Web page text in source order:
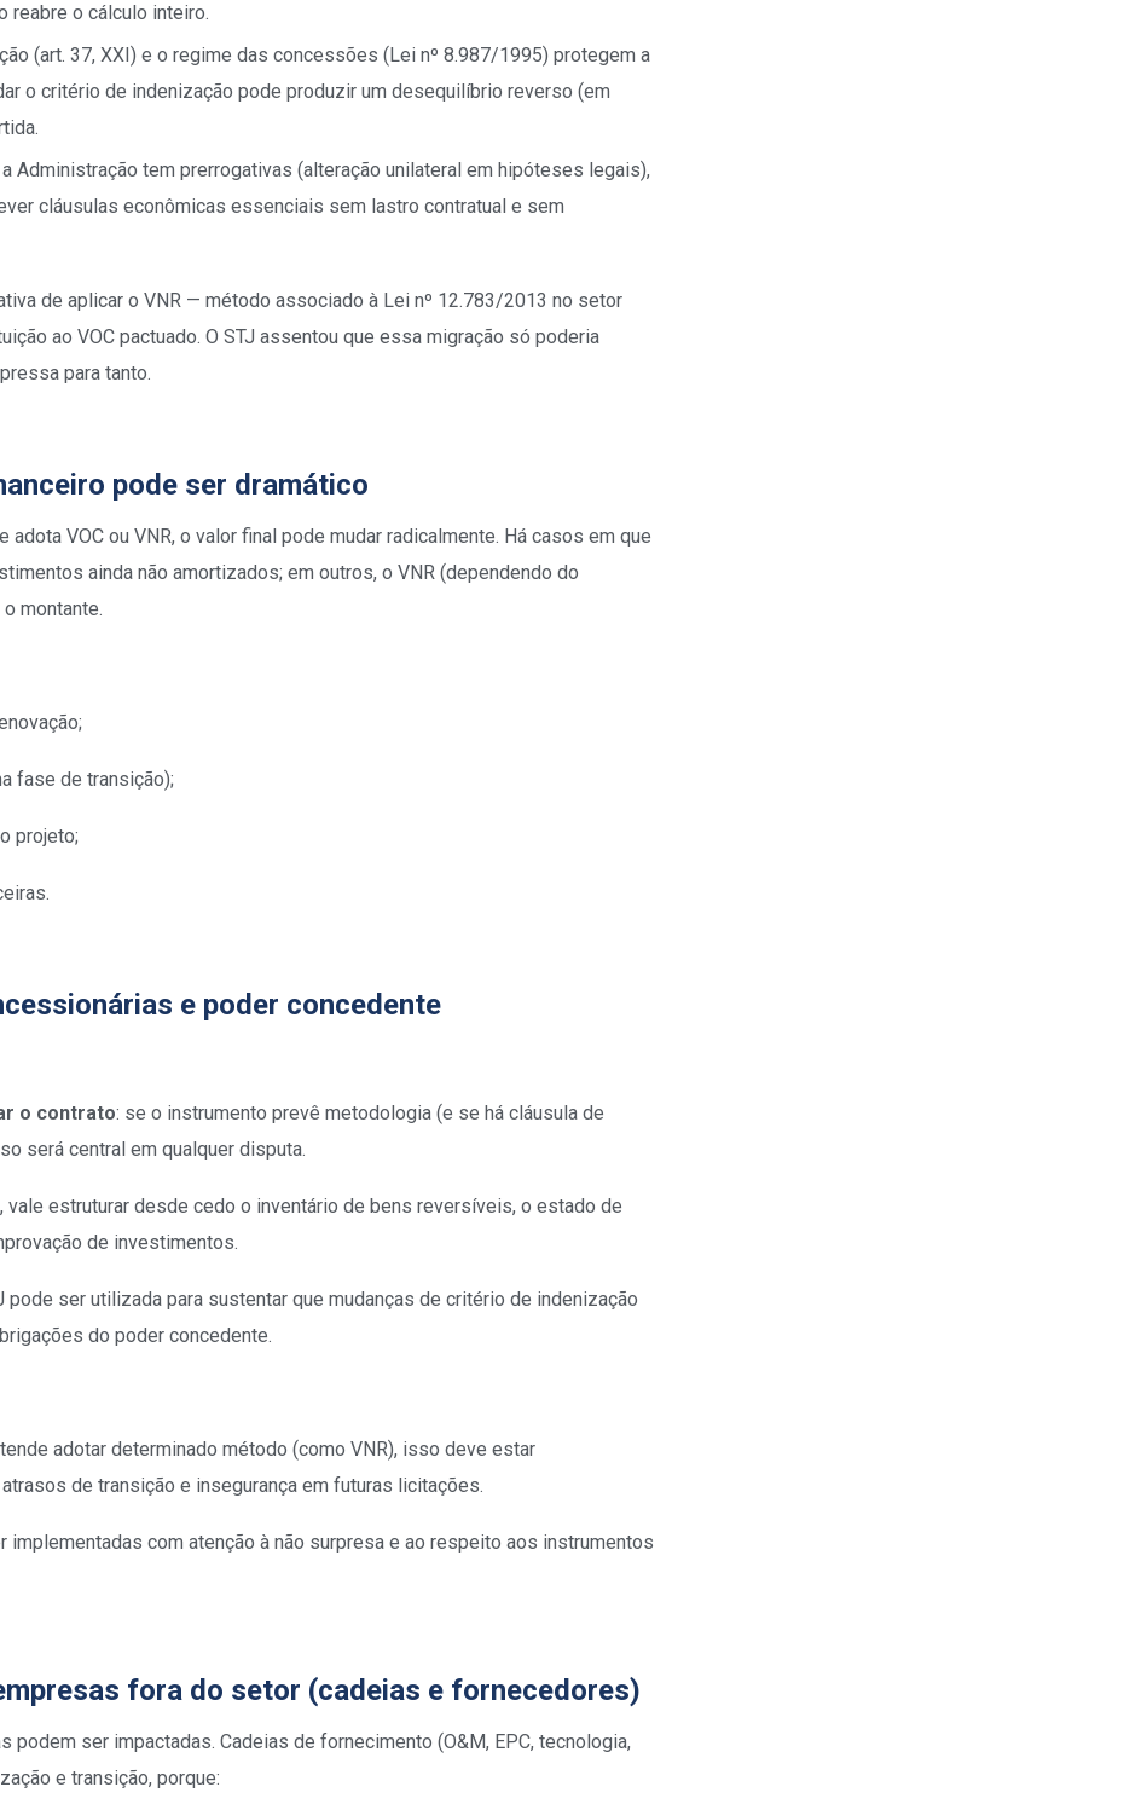
reabre o cálculo inteiro.
(art. 37, XXI) e o regime das concessões (Lei nº 8.987/1995) protegem a
o critério de indenização pode produzir um desequilíbrio reverso (em
Administração tem prerrogativas (alteração unilateral em hipóteses legais),
cláusulas econômicas essenciais sem lastro contratual e sem
de aplicar o VNR — método associado à Lei nº 12.783/2013 no setor
ao VOC pactuado. O STJ assentou que essa migração só poderia
para tanto.
pode ser dramático
VOC ou VNR, o valor final pode mudar radicalmente. Há casos em que
ainda não amortizados; em outros, o VNR (dependendo do
montante.
fase de transição);
projeto;
e poder concedente
o contrato: se o instrumento prevê metodologia (e se há cláusula de
será central em qualquer disputa.
estruturar desde cedo o inventário de bens reversíveis, o estado de
de investimentos.
ser utilizada para sustentar que mudanças de critério de indenização
do poder concedente.
adotar determinado método (como VNR), isso deve estar
de transição e insegurança em futuras licitações.
com atenção à não surpresa e ao respeito aos instrumentos
fora do setor (cadeias e fornecedores)
ser impactadas. Cadeias de fornecimento (O&M, EPC, tecnologia,
e transição, porque: